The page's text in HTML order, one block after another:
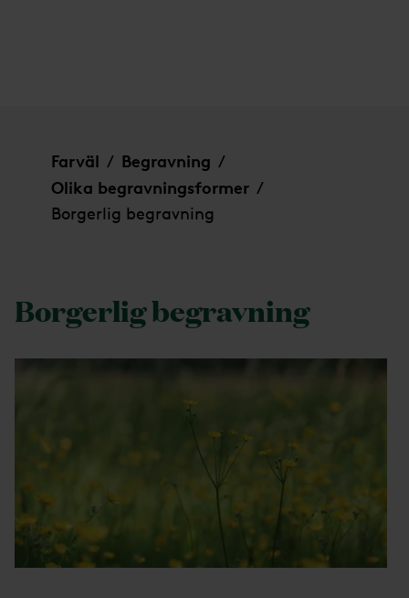
Farväl / Begravning /
Olika begravningsformer /
Borgerlig begravning
Borgerlig begravning